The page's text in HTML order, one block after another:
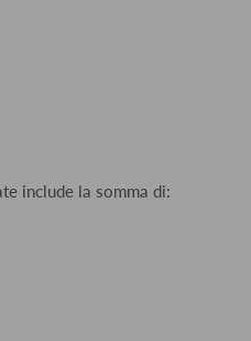
include la somma di: